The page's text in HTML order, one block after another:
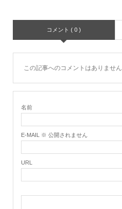
コメント ( 0 )
この記事へのコメントはありません
名前
E-MAIL ※ 公開されません
URL